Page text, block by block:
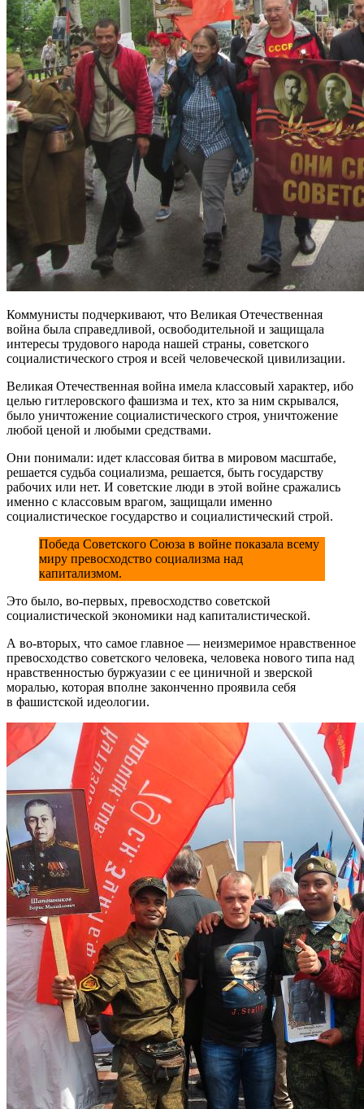
Коммунисты подчеркивают, что Великая Отечественная
война была справедливой, освободительной и защищала
интересы трудового народа нашей страны, советского
социалистического строя и всей человеческой цивилизации.
Великая Отечественная война имела классовый характер, ибо
целью гитлеровского фашизма и тех, кто за ним скрывался,
было уничтожение социалистического строя, уничтожение
любой ценой и любыми средствами.
Они понимали: идет классовая битва в мировом масштабе,
решается судьба социализма, решается, быть государству
рабочих или нет. И советские люди в этой войне сражались
именно с классовым врагом, защищали именно
социалистическое государство и социалистический строй.
Победа Советского Союза в войне показала всему
миру превосходство социализма над
капитализмом.
Это было, во-первых, превосходство советской
социалистической экономики над капиталистической.
А во-вторых, что самое главное — неизмеримое нравственное
превосходство советского человека, человека нового типа над
нравственностью буржуазии с ее циничной и зверской
моралью, которая вполне законченно проявила себя
в фашистской идеологии.